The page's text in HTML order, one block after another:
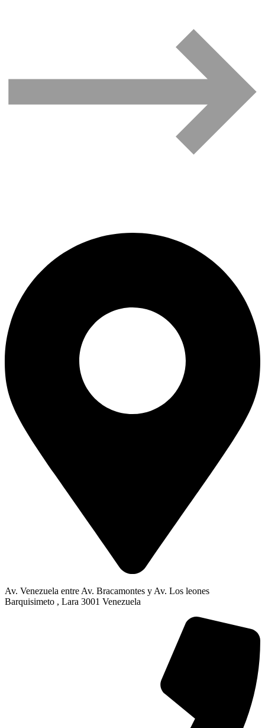
Av. Venezuela entre Av. Bracamontes y Av. Los leones
Barquisimeto , Lara 3001 Venezuela